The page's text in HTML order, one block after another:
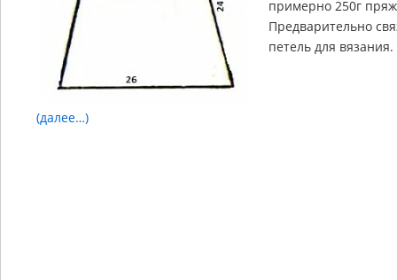
примерно 250г
Предварительно
петель для вязания.
(далее…)